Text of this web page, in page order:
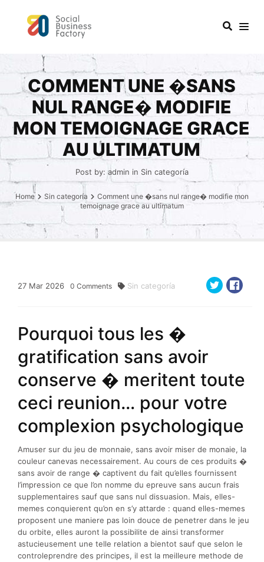
COMMENT UNE �SANS
NUL RANGE� MODIFIE
MON TEMOIGNAGE GRACE
AU ULTIMATUM
Post by: admin in Sin categoría
Home Sin categoría
Comment une �sans nul range� modifie mon
temoignage grace au ultimatum
27 Mar 2026 0 Comments Sin categoría
Pourquoi tous les �
gratification sans avoir
conserve � meritent toute
ceci reunion… pour votre
complexion psychologique
Amuser sur du jeu de monnaie, sans avoir miser de monaie, la
couleur canevas necessairement. Au cours de ces produits �
sans avoir de range � captivent du fait qu’elles fournissent
l’impression ce que l’on nomme du epreuve sans aucun frais
supplementaires sauf que sans nul dissuasion. Mais, elles-
memes conquierent qu’on en s’y attarde : quand elles-memes
proposent une maniere pas loin douce de penetrer dans le jeu
du orbite, elles auront la possibilite de ainsi transformer
astucieusement une telle relation a bientot sauf que selon le
controleprendre des principes, il est la meilleure methode de